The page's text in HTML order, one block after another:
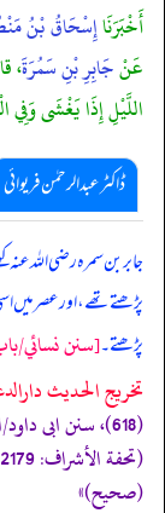
أَخْبَرَنَاإِسْحَاقُ بْنُ
عَنْجَابِرِ بْنِ سَمُرَةَ،
اللَّيْلِ إِذَا يَغْشَى
ڈاکٹر عبدالرحمٰن فریوائی
جابر بن سمرہ رضی اللہ عنہ
پڑھتے تھے، اور عصر میں
پڑھتے۔[سنن نسائي/
تخریج الحدیث
(صحیح)»